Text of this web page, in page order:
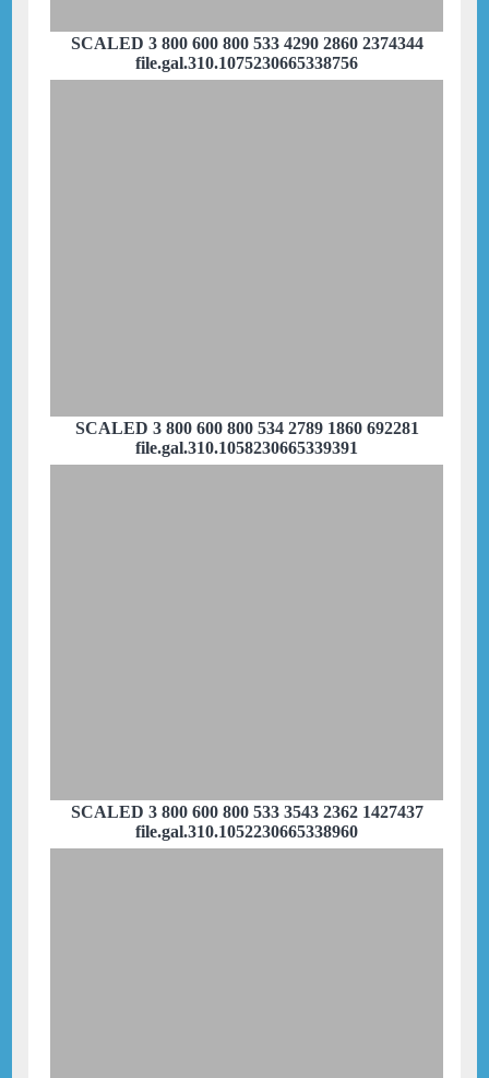
SCALED 3 800 600 800 533 4290 2860 2374344
file.gal.310.1075230665338756
SCALED 3 800 600 800 534 2789 1860 692281
file.gal.310.1058230665339391
SCALED 3 800 600 800 533 3543 2362 1427437
file.gal.310.1052230665338960